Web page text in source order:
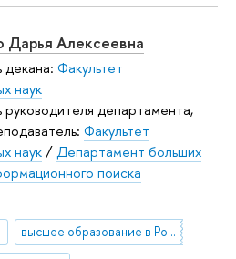
Дарья Алексеевна
декана: Факультет
наук
руководителя департамента,
Факультет
наук/Департамент больших
поиска
высшее образование в России